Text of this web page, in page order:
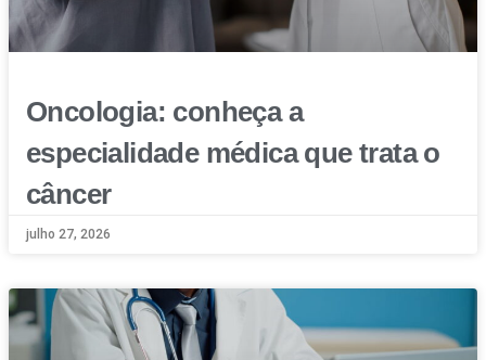
Oncologia: conheça a
especialidade médica que trata o
câncer
julho 27, 2026